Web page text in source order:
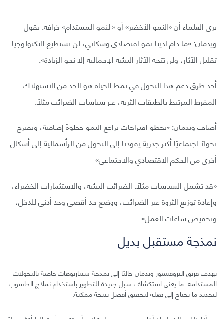
يرى العلماء أن «النمو الأخضر» أو «النمو المستدام» خرافة. يقول
ويدمان: «ما دام لدينا نمو اقتصادي وسكاني، لن تستطيع التكنولوجيا
تقليل الآثار، ولن تتجه الآثار البيئية الإجمالية إلا نحو الزيادة».
أحد طرق دعم هذا التحول في نمط الحياة هو الحد من الاستهلاك
المفرط المرتبط بالطبقات الثرية، عبر سياسات الضرائب مثلًا.
أضاف ويدمان: «تخطو اقتراحات تراجع النمو خطوةً إضافية، وتقترح
تحولًا اجتماعيًا أكثر جذرية يقودنا إلى التحول من الرأسمالية إلى أشكال
أخرى من الحكم الاقتصادي والاجتماعي»
«قد تشمل السياسات مثلًا: الضرائب البيئية، والاستثمارات الخضراء،
وإعادة توزيع الثروة عبر الضرائب، ووضع حد أقصى وحد أدنى للدخل،
وتخفيض ساعات العمل».
نمذجة مستقبل بديل
يهدف فريق البروفيسور ويدمان حاليًا إلى نمذجة سيناريوهات خاصة بالتحولات
المستدامة. ما يعني استكشاف سبل جديدة للتطوير باستخدام نماذج الحاسوب
لتحديد ما نحتاج إلى فعله لتحقيق أفضل نتيجة ممكنة.